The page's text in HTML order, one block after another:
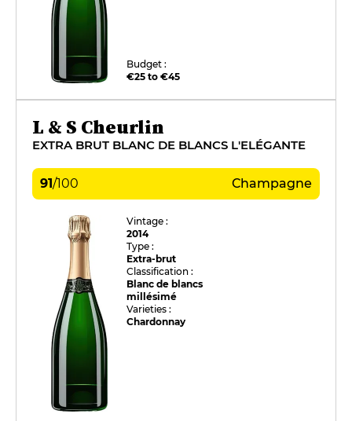
Budget :
€25 to €45
L & S Cheurlin
EXTRA BRUT BLANC DE BLANCS L'ELÉGANTE
91/100 Champagne
Vintage :
2014
Type :
Extra-brut
Classification :
Blanc de blancs
millésimé
Varieties :
Chardonnay